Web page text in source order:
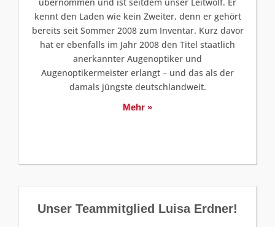
kennt den Laden wie kein Zweiter, denn er gehört
bereits seit Sommer 2008 zum Inventar. Kurz davor
hat er ebenfalls im Jahr 2008 den Titel staatlich
anerkannter Augenoptiker und
Augenoptikermeister erlangt – und das als der
damals jüngste deutschlandweit.
Mehr »
Unser Teammitglied Luisa Erdner!